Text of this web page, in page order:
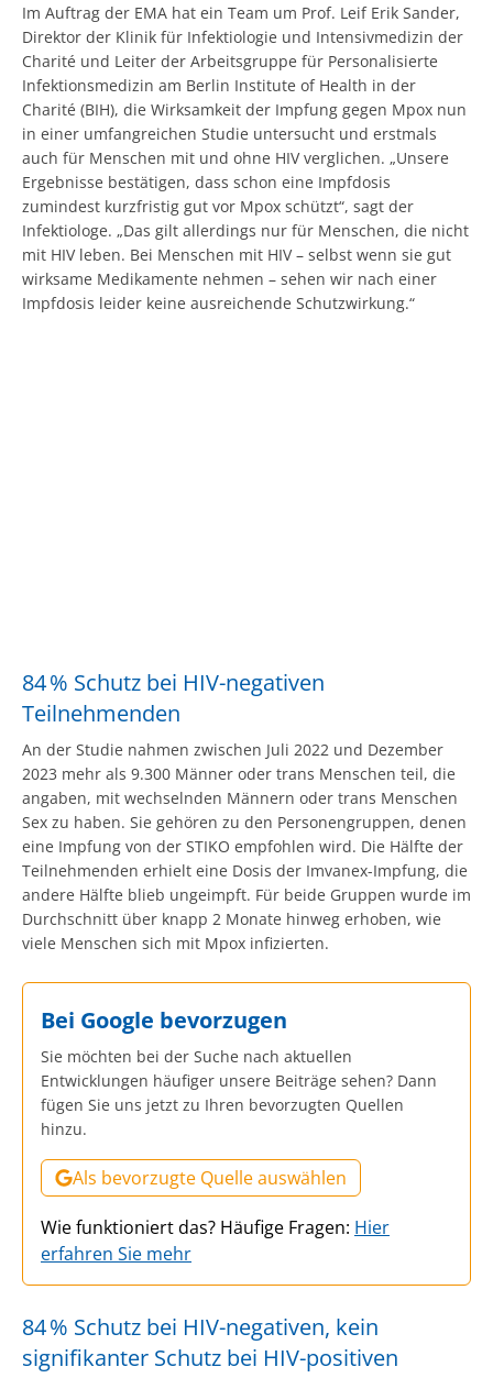
Im Auftrag der EMA hat ein Team um Prof. Leif Erik Sander,
Direktor der Klinik für Infektiologie und Intensivmedizin der
Charité und Leiter der Arbeitsgruppe für Personalisierte
Infektionsmedizin am Berlin Institute of Health in der
Charité (BIH), die Wirksamkeit der Impfung gegen Mpox nun
in einer umfangreichen Studie untersucht und erstmals
auch für Menschen mit und ohne HIV verglichen. „Unsere
Ergebnisse bestätigen, dass schon eine Impfdosis
zumindest kurzfristig gut vor Mpox schützt“, sagt der
Infektiologe. „Das gilt allerdings nur für Menschen, die nicht
mit HIV leben. Bei Menschen mit HIV – selbst wenn sie gut
wirksame Medikamente nehmen – sehen wir nach einer
Impfdosis leider keine ausreichende Schutzwirkung.“
84 % Schutz bei HIV-negativen
Teilnehmenden
An der Studie nahmen zwischen Juli 2022 und Dezember
2023 mehr als 9.300 Männer oder trans Menschen teil, die
angaben, mit wechselnden Männern oder trans Menschen
Sex zu haben. Sie gehören zu den Personengruppen, denen
eine Impfung von der STIKO empfohlen wird. Die Hälfte der
Teilnehmenden erhielt eine Dosis der Imvanex-Impfung, die
andere Hälfte blieb ungeimpft. Für beide Gruppen wurde im
Durchschnitt über knapp 2 Monate hinweg erhoben, wie
viele Menschen sich mit Mpox infizierten.
Bei Google bevorzugen
Sie möchten bei der Suche nach aktuellen
Entwicklungen häufiger unsere Beiträge sehen? Dann
fügen Sie uns jetzt zu Ihren bevorzugten Quellen
hinzu.
Als bevorzugte Quelle auswählen
Wie funktioniert das? Häufige Fragen: Hier
erfahren Sie mehr
84 % Schutz bei HIV-negativen, kein
signifikanter Schutz bei HIV-positiven